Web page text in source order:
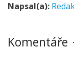
Napsal(a):
Komentáře